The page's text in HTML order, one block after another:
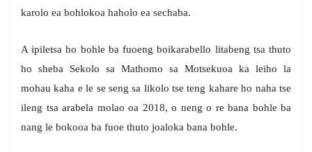
karolo ea bohlokoa haholo ea sechaba.
A ipiletsa ho bohle ba fuoeng boikarabello litabeng tsa thuto
ho sheba Sekolo sa Mathomo sa Motsekuoa ka leiho la
mohau kaha e le se seng sa likolo tse teng kahare ho naha tse
ileng tsa arabela molao oa 2018, o neng o re bana bohle ba
nang le bokooa ba fuoe thuto joaloka bana bohle.